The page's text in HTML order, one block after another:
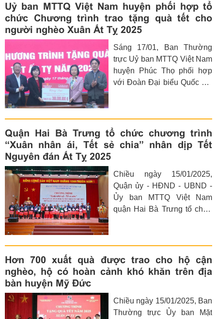
Uỷ ban MTTQ Việt Nam huyện phối hợp tổ
chức Chương trình trao tặng quà tết cho
người nghèo Xuân Ất Tỵ 2025
Sáng 17/01, Ban Thường
trực Uỷ ban MTTQ Việt Nam
huyện Phúc Thọ phối hợp
với Đoàn Đại biểu Quốc hội
và Phát triển Nông thôn Việt
Nam chi nhánh Hà Tây I tổ
chức Chương trình trao tặng
quà tết cho các hộ có hoàn
Xuân Ất Tỵ 2025.
Quận Hai Bà Trưng tổ chức chương trình
“Xuân nhân ái, Tết sẻ chia” nhân dịp Tết
Nguyên đán Ất Tỵ 2025
Chiều ngày 15/01/2025,
Quận ủy - HĐND - UBND -
Ủy ban MTTQ Việt Nam
quận Hai Bà Trưng tổ chức
các hộ gia đình có hoàn
cảnh khó khăn trên địa bàn
quận nhân dịp Tết Nguyên
Hơn 700 xuất quà được trao cho hộ cận
nghèo, hộ có hoàn cảnh khó khăn trên địa
bàn huyện Mỹ Đức
Chiều ngày 15/01/2025, Ban
Thường trực Ủy ban Mặt